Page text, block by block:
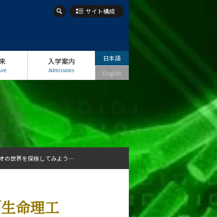
サイト構成
入学案内
Admissions
日本語
English
命理工
の世界を探検してみよう―